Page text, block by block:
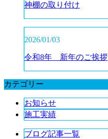
神棚の取り付け
2026/01/03
令和8年 新年のご挨拶
カテゴリー
お知らせ
施工実績
ブログ記事一覧